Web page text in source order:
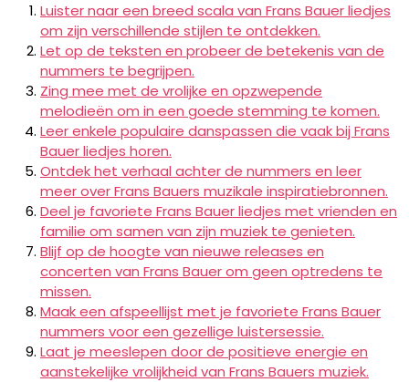
Luister naar een breed scala van Frans Bauer liedjes
om zijn verschillende stijlen te ontdekken.
Let op de teksten en probeer de betekenis van de
nummers te begrijpen.
Zing mee met de vrolijke en opzwepende
melodieën om in een goede stemming te komen.
Leer enkele populaire danspassen die vaak bij Frans
Bauer liedjes horen.
Ontdek het verhaal achter de nummers en leer
meer over Frans Bauers muzikale inspiratiebronnen.
Deel je favoriete Frans Bauer liedjes met vrienden en
familie om samen van zijn muziek te genieten.
Blijf op de hoogte van nieuwe releases en
concerten van Frans Bauer om geen optredens te
missen.
Maak een afspeellijst met je favoriete Frans Bauer
nummers voor een gezellige luistersessie.
Laat je meeslepen door de positieve energie en
aanstekelijke vrolijkheid van Frans Bauers muziek.